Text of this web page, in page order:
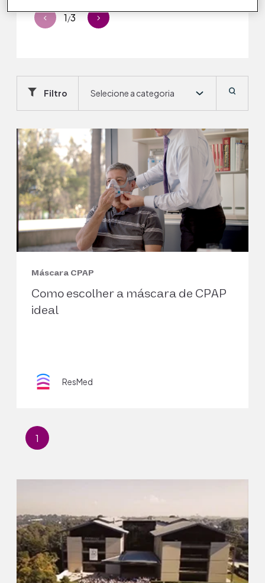
1 3
Filtro Selecione a categoria
Máscara CPAP
Como escolher a máscara de CPAP
ideal
ResMed
1